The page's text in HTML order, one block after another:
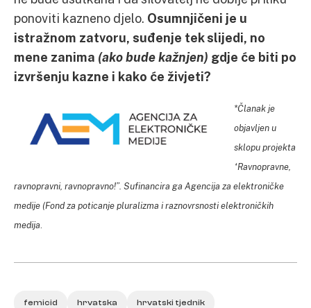
ponoviti kazneno djelo. Osumnjičeni je u
istražnom zatvoru, suđenje tek slijedi, no
mene zanima (ako bude kažnjen) gdje će biti po
izvršenju kazne i kako će živjeti?
*Članak je
objavljen u
sklopu projekta
“Ravnopravne,
ravnopravni, ravnopravno!”. Sufinancira ga Agencija za elektroničke
medije (Fond za poticanje pluralizma i raznovrsnosti elektroničkih
medija
femicid hrvatska hrvatski tjednik